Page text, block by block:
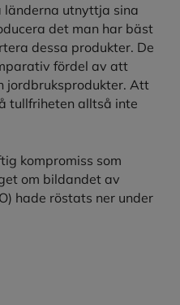
länderna utnyttja sina
det man har bäst
dessa produkter. De
fördel av att
jordbruksprodukter. Att
tullfriheten alltså inte
kompromiss som
om bildandet av
hade röstats ner under